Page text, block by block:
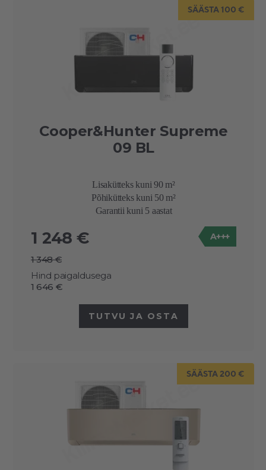
SÄÄSTA 100 €
Cooper&Hunter Supreme
09 BL
Lisakütteks kuni 90 m²
Põhikütteks kuni 50 m²
Garantii kuni 5 aastat
1 248 €
1 348 €
Hind paigaldusega
1 646 €
A+++
TUTVU JA OSTA
SÄÄSTA 200 €